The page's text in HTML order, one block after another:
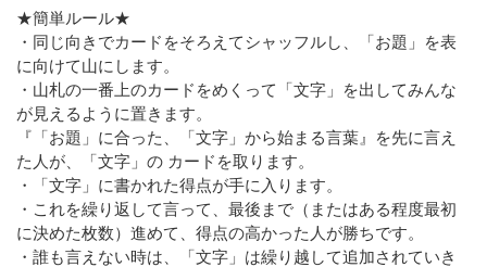
★簡単ルール★
・同じ向きでカードをそろえてシャッフルし、「お題」を表
に向けて山にします。
・山札の一番上のカードをめくって「文字」を出してみんな
が見えるように置きます。
『「お題」に合った、「文字」から始まる言葉』を先に言え
た人が、「文字」の カードを取ります。
・「文字」に書かれた得点が手に入ります。
・これを繰り返して言って、最後まで（またはある程度最初
に決めた枚数）進めて、得点の高かった人が勝ちです。
・誰も言えない時は、「文字」は繰り越して追加されていき